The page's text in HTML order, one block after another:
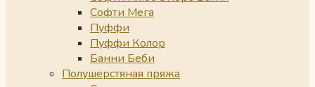
Софти Мега
Пуффи
Пуффи Колор
Банни Беби
Полушерстяная пряжа